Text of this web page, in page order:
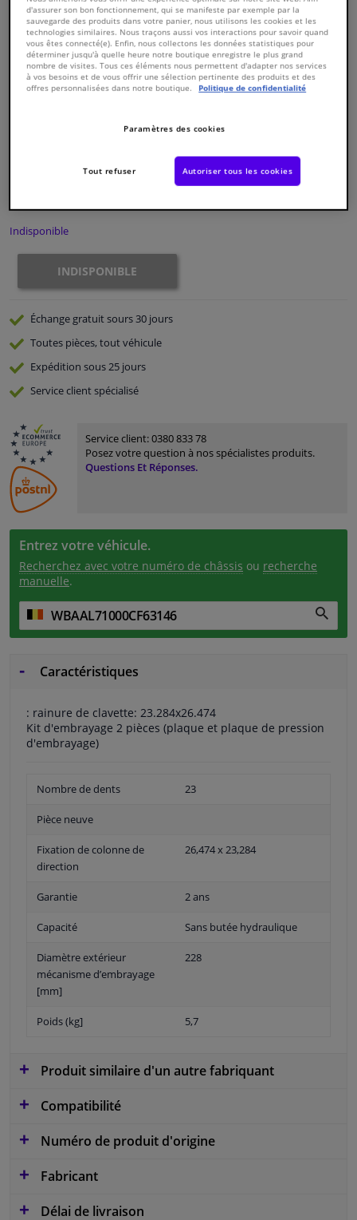
Fenêtres & accessoires
Intérieur & ameublement
Capteurs & électronique
Indisponible
INDISPONIBLE
Échange gratuitsours 30 jours
Toutes pièces, tout véhicule
Expédition sous 25 jours
Serviceclient spécialisé
Service client:0380 833 78
Posez votre question à nos spécialistes produits.
Questions Et Réponses.
Entrez votre véhicule.
Recherchez avec votre numéro de châssis ou recherche
manuelle.
Caractéristiques
: rainure de clavette: 23.284x26.474
Kit d'embrayage 2 pièces (plaque et plaque de pression
d'embrayage)
Nombre de dents 23
Pièce neuve
Fixation de colonne de
direction
26,474 x 23,284
Garantie 2 ans
Capacité Sans butée hydraulique
Diamètre extérieur
mécanisme d’embrayage
[mm]
228
Poids (kg] 5,7
Produit similaire d'un autre fabriquant
Compatibilité
Numéro de produit d'origine
Fabricant
Délai de livraison
d'assurer son bon fonctionnement, qui se manifeste par exemple par la
sauvegarde des produits dans votre panier, nous utilisons les cookies et les
technologies similaires. Nous traçons aussi vos interactions pour savoir quand
vous êtes connecté(e). Enfin, nous collectons les données statistiques pour
déterminer jusqu'à quelle heure notre boutique enregistre le plus grand
nombre de visites. Tous ces éléments nous permettent d'adapter nos services
à vos besoins et de vous offrir une sélection pertinente des produits et des
offres personnalisées dans notre boutique.
Politique de confidentialité
Paramètres des cookies
Tout refuser Autoriser tous les cookies